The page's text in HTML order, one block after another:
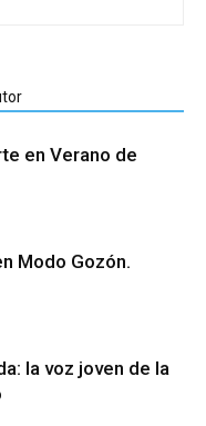
en Verano de
Modo Gozón.
la voz joven de la